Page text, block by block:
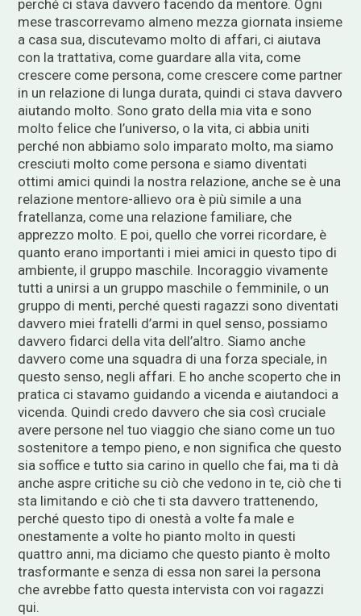
perché ci stava davvero facendo da mentore. Ogni
mese trascorrevamo almeno mezza giornata insieme
a casa sua, discutevamo molto di affari, ci aiutava
con la trattativa, come guardare alla vita, come
crescere come persona, come crescere come partner
in un relazione di lunga durata, quindi ci stava davvero
aiutando molto. Sono grato della mia vita e sono
molto felice che l’universo, o la vita, ci abbia uniti
perché non abbiamo solo imparato molto, ma siamo
cresciuti molto come persona e siamo diventati
ottimi amici quindi la nostra relazione, anche se è una
relazione mentore-allievo ora è più simile a una
fratellanza, come una relazione familiare, che
apprezzo molto. E poi, quello che vorrei ricordare, è
quanto erano importanti i miei amici in questo tipo di
ambiente, il gruppo maschile. Incoraggio vivamente
tutti a unirsi a un gruppo maschile o femminile, o un
gruppo di menti, perché questi ragazzi sono diventati
davvero miei fratelli d’armi in quel senso, possiamo
davvero fidarci della vita dell’altro. Siamo anche
davvero come una squadra di una forza speciale, in
questo senso, negli affari. E ho anche scoperto che in
pratica ci stavamo guidando a vicenda e aiutandoci a
vicenda. Quindi credo davvero che sia così cruciale
avere persone nel tuo viaggio che siano come un tuo
sostenitore a tempo pieno, e non significa che questo
sia soffice e tutto sia carino in quello che fai, ma ti dà
anche aspre critiche su ciò che vedono in te, ciò che ti
sta limitando e ciò che ti sta davvero trattenendo,
perché questo tipo di onestà a volte fa male e
onestamente a volte ho pianto molto in questi
quattro anni, ma diciamo che questo pianto è molto
trasformante e senza di essa non sarei la persona
che avrebbe fatto questa intervista con voi ragazzi
qui.